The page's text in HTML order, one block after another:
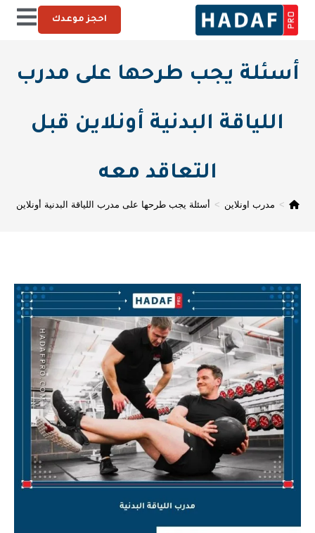
احجز موعدك
أسئلة يجب طرحها على مدرب
اللياقة البدنية أونلاين قبل
التعاقد معه
> مدرب اونلاين > أسئلة يجب طرحها على مدرب اللياقة البدنية أونلاين